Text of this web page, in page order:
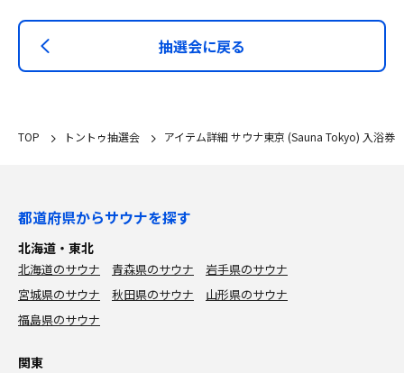
抽選会に戻る
TOP トントゥ抽選会 アイテム詳細 サウナ東京 (Sauna Tokyo) 入浴券
都道府県からサウナを探す
北海道・東北
北海道のサウナ 青森県のサウナ
岩手県のサウナ
宮城県のサウナ
秋田県のサウナ
山形県のサウナ
福島県のサウナ
関東